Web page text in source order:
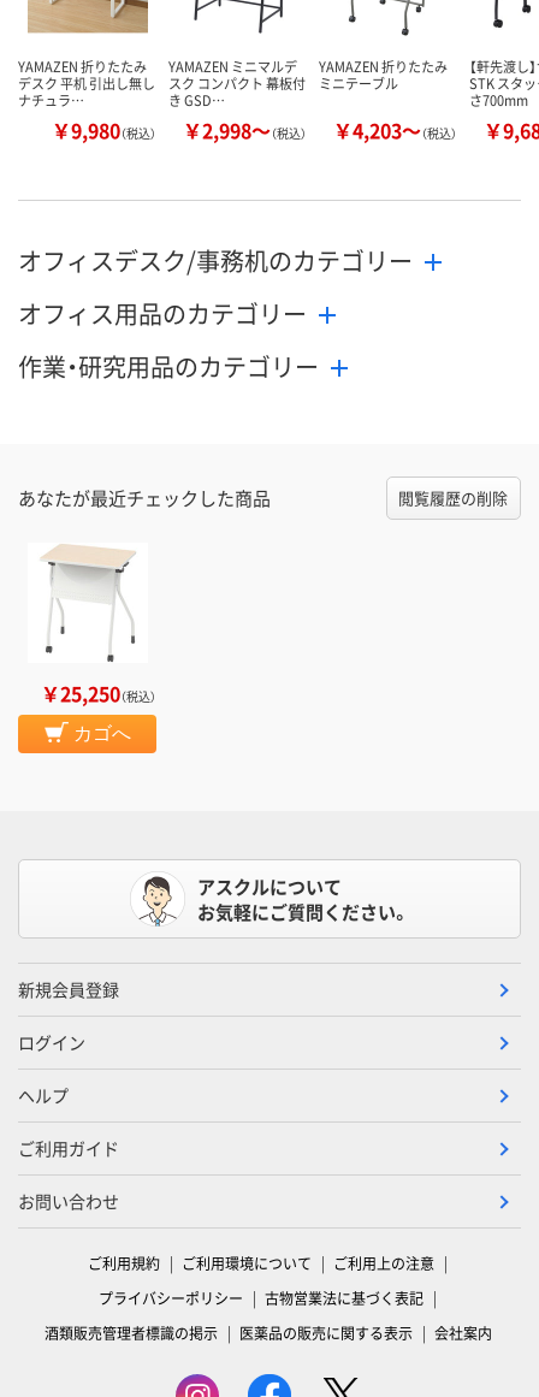
YAMAZEN 折りたたみ
デスク 平机 引出し無し
ナチュラ…
￥9,980（税込）
YAMAZEN ミニマルデ
スク コンパクト 幕板付
き GSD…
￥2,998～（税込）
YAMAZEN 折りたたみ
ミニテーブル
￥4,203～（税込）
【軒先渡し
STK スタ
さ700mm
￥
オフィスデスク/事務机のカテゴリー
オフィス用品のカテゴリー
作業・研究用品のカテゴリー
あなたが最近チェックした商品 閲覧履歴の削除
￥25,250（税込）
カゴへ
アスクルについて
お気軽にご質問ください。
新規会員登録
ログイン
ヘルプ
ご利用ガイド
お問い合わせ
ご利用規約 ご利用環境について
ご利用上の注意
プライバシーポリシー
古物営業法に基づく表記
酒類販売管理者標識の掲示
医薬品の販売に関する表示 会社案内